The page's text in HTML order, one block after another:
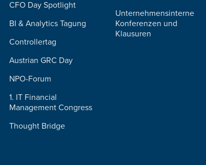
CFO Day Spotlight
BI & Analytics Tagung
Controllertag
Austrian GRC Day
NPO-Forum
1. IT Financial
Management Congress
Thought Bridge
Unternehmensinterne
Konferenzen und
Klausuren